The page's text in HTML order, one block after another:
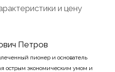
и цену
Петров
пионер и основатель
острым экономическим умом и